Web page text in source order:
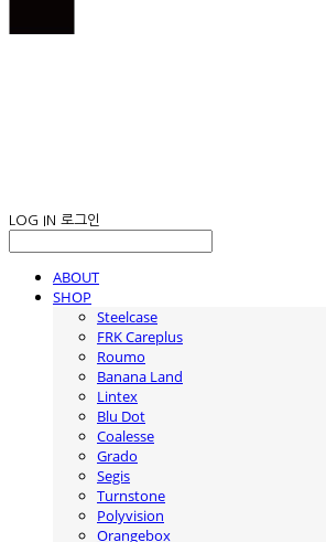
LOG IN 로그인
ABOUT
SHOP
Steelcase
FRK Careplus
Roumo
Banana Land
Lintex
Blu Dot
Coalesse
Grado
Segis
Turnstone
Polyvision
Orangebox